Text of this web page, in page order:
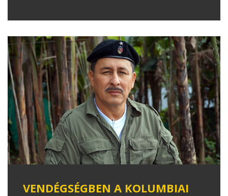
VENDÉGSÉGBEN A KOLUMBIAI